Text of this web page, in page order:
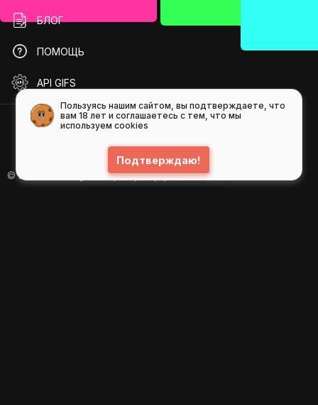
БЛОГ
ПОМОЩЬ
API GIFS
© 2026
GIFS ( gifs.ru , гифки.рф )
Пользуясь нашим сайтом, вы подтверждаете, что
вам 18 лет и соглашаетесь с тем, что мы
используем cookies
Подтверждаю!